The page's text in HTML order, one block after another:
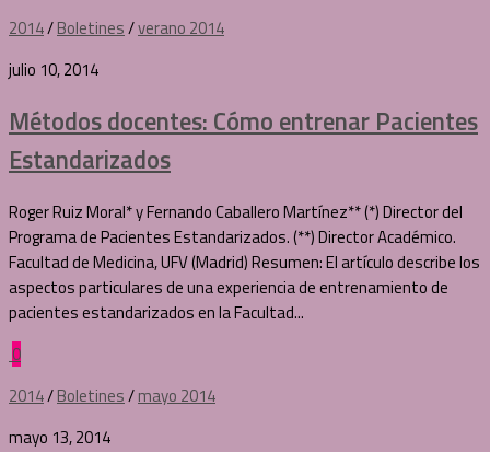
2014/Boletines/verano 2014
julio 10, 2014
Métodos docentes: Cómo entrenar Pacientes
Estandarizados
Roger Ruiz Moral* y Fernando Caballero Martínez** (*) Director del
Programa de Pacientes Estandarizados. (**) Director Académico.
Facultad de Medicina, UFV (Madrid) Resumen: El artículo describe los
aspectos particulares de una experiencia de entrenamiento de
pacientes estandarizados en la Facultad...
0
2014/Boletines/mayo 2014
mayo 13, 2014